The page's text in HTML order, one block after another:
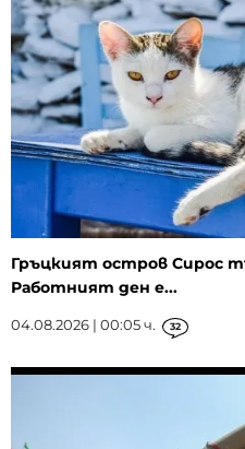
Гръцкият остров Сирос
Работният ден е...
04.08.2026 | 00:05 ч. 32